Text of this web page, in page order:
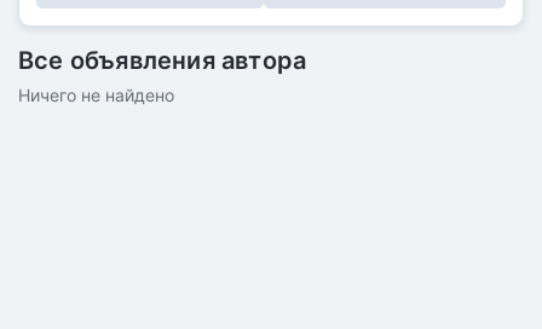
Все объявления автора
Ничего не найдено